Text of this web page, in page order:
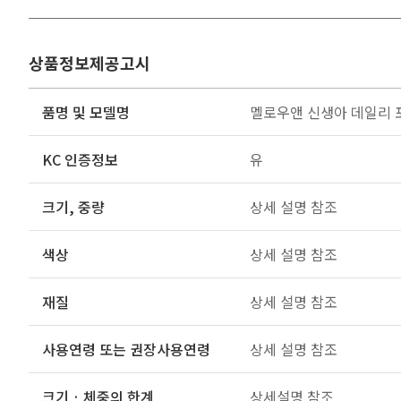
상품정보제공고시
품명 및 모델명 멜로우앤 신생아 데일리
KC 인증정보 유
크기, 중량 상세 설명 참조
색상 상세 설명 참조
재질 상세 설명 참조
사용연령 또는 권장사용연령 상세 설명 참조
크기 · 체중의 한계 상세설명 참조